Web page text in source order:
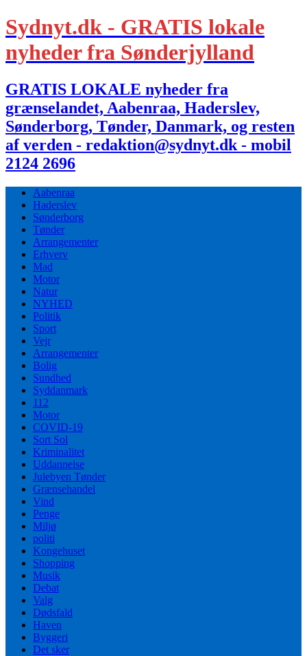
Sydnyt.dk - GRATIS lokale
nyheder fra Sønderjylland
GRATIS LOKALE nyheder fra
grænselandet, Aabenraa, Haderslev,
Sønderborg, Tønder, Danmark, og resten
af verden - redaktion@sydnyt.dk - mobil
2124 2696
Aabenraa
Haderslev
Sønderborg
Tønder
Arrangementer
Erhverv
Mad
Motor
Natur
NYHED
Politik
Sport
Vejr
Arrangementer
Bolig
Sundhed
Syddanmark
112
Motor
COVID-19
Sort Sol
Kriminalitet
Uddannelse
Julebyen Tønder
Grænsehandel
Vind
Penge
Miljø
politi
Kongehuset
Shopping
Musik
Debat
Valg
Dødsfald
Haven
Byggeri
Det sker